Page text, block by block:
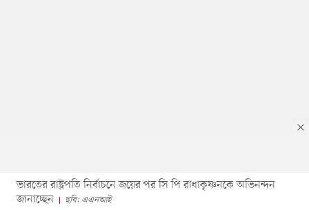
ভারতের রাষ্ট্রপতি নির্বাচনে জয়ের পর সি পি রাধাকৃষ্ণনকে অভিনন্দন
জানাচ্ছেন
ছবি: এএনআই